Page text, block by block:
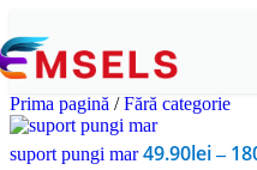
Prima pagină / Fără categorie
suport pungi mar49.90lei –